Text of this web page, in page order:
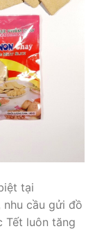
tại
nhu cầu gửi đồ
Tết luôn tăng